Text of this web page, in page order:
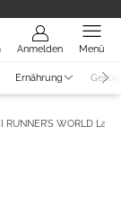
Anmelden Menü
Ernährung
WORLD